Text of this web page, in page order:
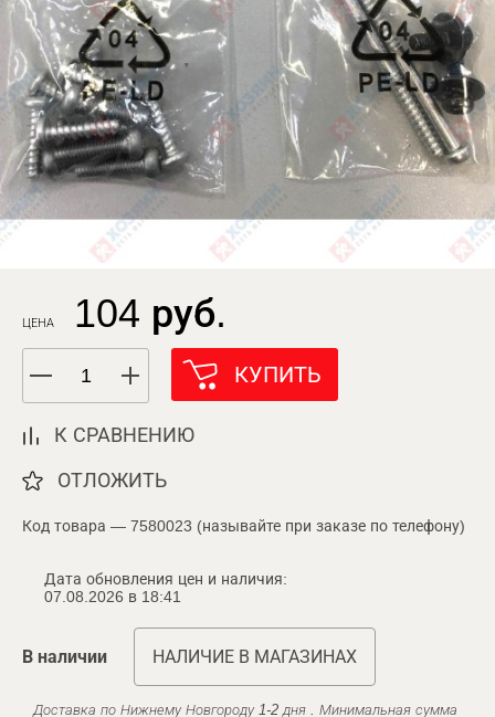
ЦЕНА 104 руб.
КУПИТЬ
К СРАВНЕНИЮ
ОТЛОЖИТЬ
Код товара — 7580023 (называйте при заказе по телефону)
Дата обновления цен и наличия:
07.08.2026 в 18:41
В наличии НАЛИЧИЕ В МАГАЗИНАХ
Доставка по Нижнему Новгороду 1-2 дня . Минимальная сумма